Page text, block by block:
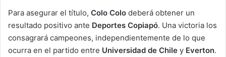
Para asegurar el título, Colo Colo deberá obtener un
resultado positivo ante Deportes Copiapó. Una victoria los
consagrará campeones, independientemente de lo que
ocurra en el partido entre Universidad de Chile y Everton.